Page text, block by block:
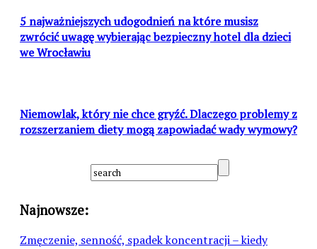
5 najważniejszych udogodnień na które musisz
zwrócić uwagę wybierając bezpieczny hotel dla dzieci
we Wrocławiu
Niemowlak, który nie chce gryźć. Dlaczego problemy z
rozszerzaniem diety mogą zapowiadać wady wymowy?
Najnowsze:
Zmęczenie, senność, spadek koncentracji – kiedy